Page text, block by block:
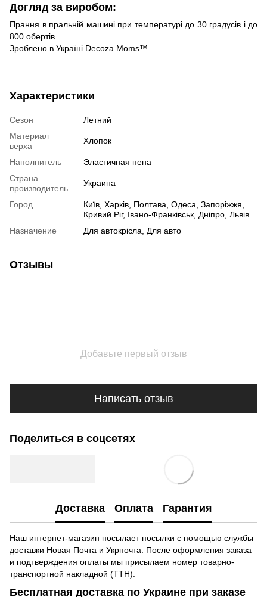
Догляд за виробом:
Прання в пральній машині при температурі до 30 градусів і до
800 обертів.
Зроблено в Україні Decoza Moms™
Характеристики
Сезон
Летний
Материал
верха
Хлопок
Наполнитель
Эластичная пена
Страна
производитель
Украина
Город
Київ, Харків, Полтава, Одеса, Запоріжжя,
Кривий Ріг, Івано-Франківськ, Дніпро, Львів
Назначение
Для автокрісла, Для авто
Отзывы
Добавьте первый отзыв
Написать отзыв
Поделиться в соцсетях
Доставка Оплата Гарантия
Наш интернет-магазин посылает посылки с помощью службы
доставки Новая Почта и Укрпочта. После оформления заказа
и подтверждения оплаты мы присылаем номер товарно-
транспортной накладной (ТТН).
Бесплатная доставка по Украине при заказе